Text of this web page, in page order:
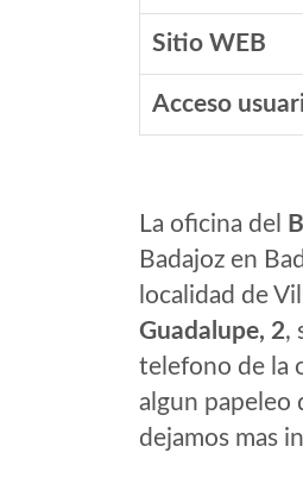
Sitio WEB
Acceso
La oficina del
Badajoz en
localidad de
Guadalupe, 2,
telefono de la
algun papeleo
dejamos mas